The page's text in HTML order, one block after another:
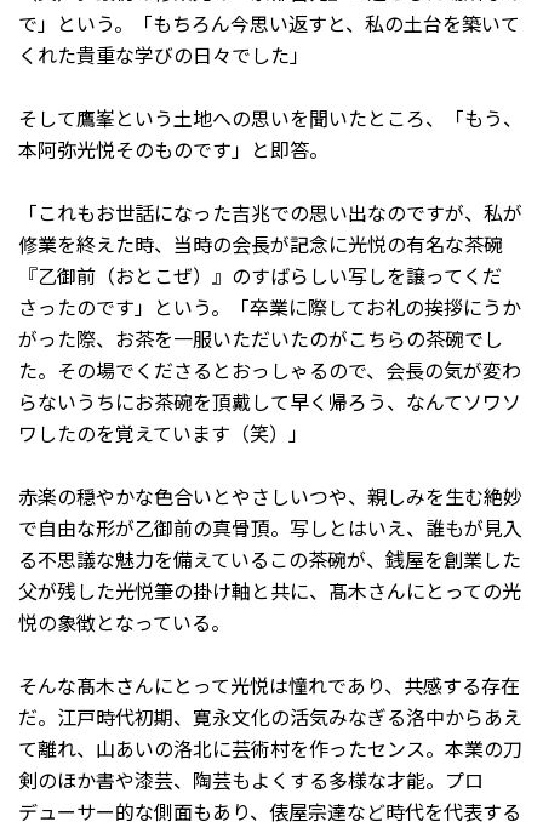
で」という。「もちろん今思い返すと、私の土台を築いて
くれた貴重な学びの日々でした」
そして鷹峯という土地への思いを聞いたところ、「もう、
本阿弥光悦そのものです」と即答。
「これもお世話になった吉兆での思い出なのですが、私が
修業を終えた時、当時の会長が記念に光悦の有名な茶碗
『乙御前（おとこぜ）』のすばらしい写しを譲ってくだ
さったのです」という。「卒業に際してお礼の挨拶にうか
がった際、お茶を一服いただいたのがこちらの茶碗でし
た。その場でくださるとおっしゃるので、会長の気が変わ
らないうちにお茶碗を頂戴して早く帰ろう、なんてソワソ
ワしたのを覚えています（笑）」
赤楽の穏やかな色合いとやさしいつや、親しみを生む絶妙
で自由な形が乙御前の真骨頂。写しとはいえ、誰もが見入
る不思議な魅力を備えているこの茶碗が、銭屋を創業した
父が残した光悦筆の掛け軸と共に、髙木さんにとっての光
悦の象徴となっている。
そんな髙木さんにとって光悦は憧れであり、共感する存在
だ。江戸時代初期、寛永文化の活気みなぎる洛中からあえ
て離れ、山あいの洛北に芸術村を作ったセンス。本業の刀
剣のほか書や漆芸、陶芸もよくする多様な才能。プロ
デューサー的な側面もあり、俵屋宗達など時代を代表する